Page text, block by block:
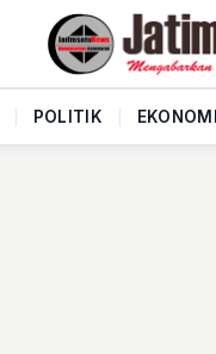
POLITIK EKONOMI